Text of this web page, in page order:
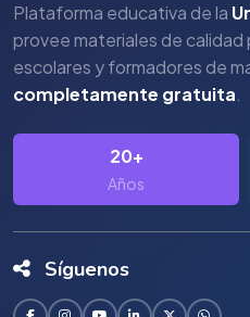
Plataforma educativa de la
provee materiales de
escolares y formadores de
completamente gratuita.
20+
Años
Síguenos